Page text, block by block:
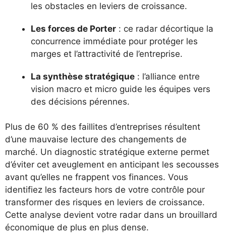
les obstacles en leviers de croissance.
Les forces de Porter : ce radar décortique la
concurrence immédiate pour protéger les
marges et l’attractivité de l’entreprise.
La synthèse stratégique : l’alliance entre
vision macro et micro guide les équipes vers
des décisions pérennes.
Plus de 60 % des faillites d’entreprises résultent
d’une mauvaise lecture des changements de
marché. Un diagnostic stratégique externe permet
d’éviter cet aveuglement en anticipant les secousses
avant qu’elles ne frappent vos finances. Vous
identifiez les facteurs hors de votre contrôle pour
transformer des risques en leviers de croissance.
Cette analyse devient votre radar dans un brouillard
économique de plus en plus dense.